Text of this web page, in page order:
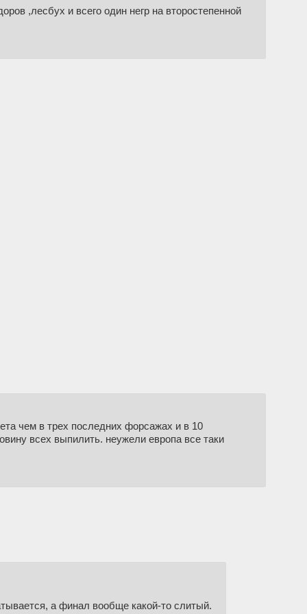
,лесбух и всего один негр на второстепенной
чем в трех последних форсажах и в 10
всех выпилить. неужели европа все таки
а финал вообще какой-то слитый.